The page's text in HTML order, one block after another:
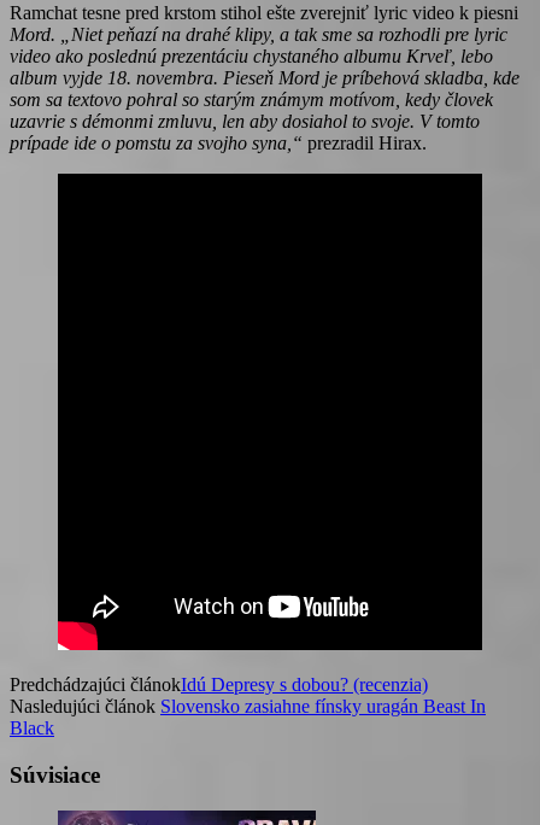
Ramchat tesne pred krstom stihol ešte zverejniť lyric video k piesni
Mord.
„Niet peňazí na drahé klipy, a tak sme sa rozhodli pre lyric
video ako poslednú prezentáciu chystaného albumu Krveľ, lebo
album vyjde 18. novembra. Pieseň Mord je príbehová skladba, kde
som sa textovo pohral so starým známym motívom, kedy človek
uzavrie s démonmi zmluvu, len aby dosiahol to svoje. V tomto
prípade ide o pomstu za svojho syna,“ prezradil Hirax.
Predchádzajúci článokIdú Depresy s dobou? (recenzia)
Nasledujúci článok Slovensko zasiahne fínsky uragán Beast In
Black
Súvisiace